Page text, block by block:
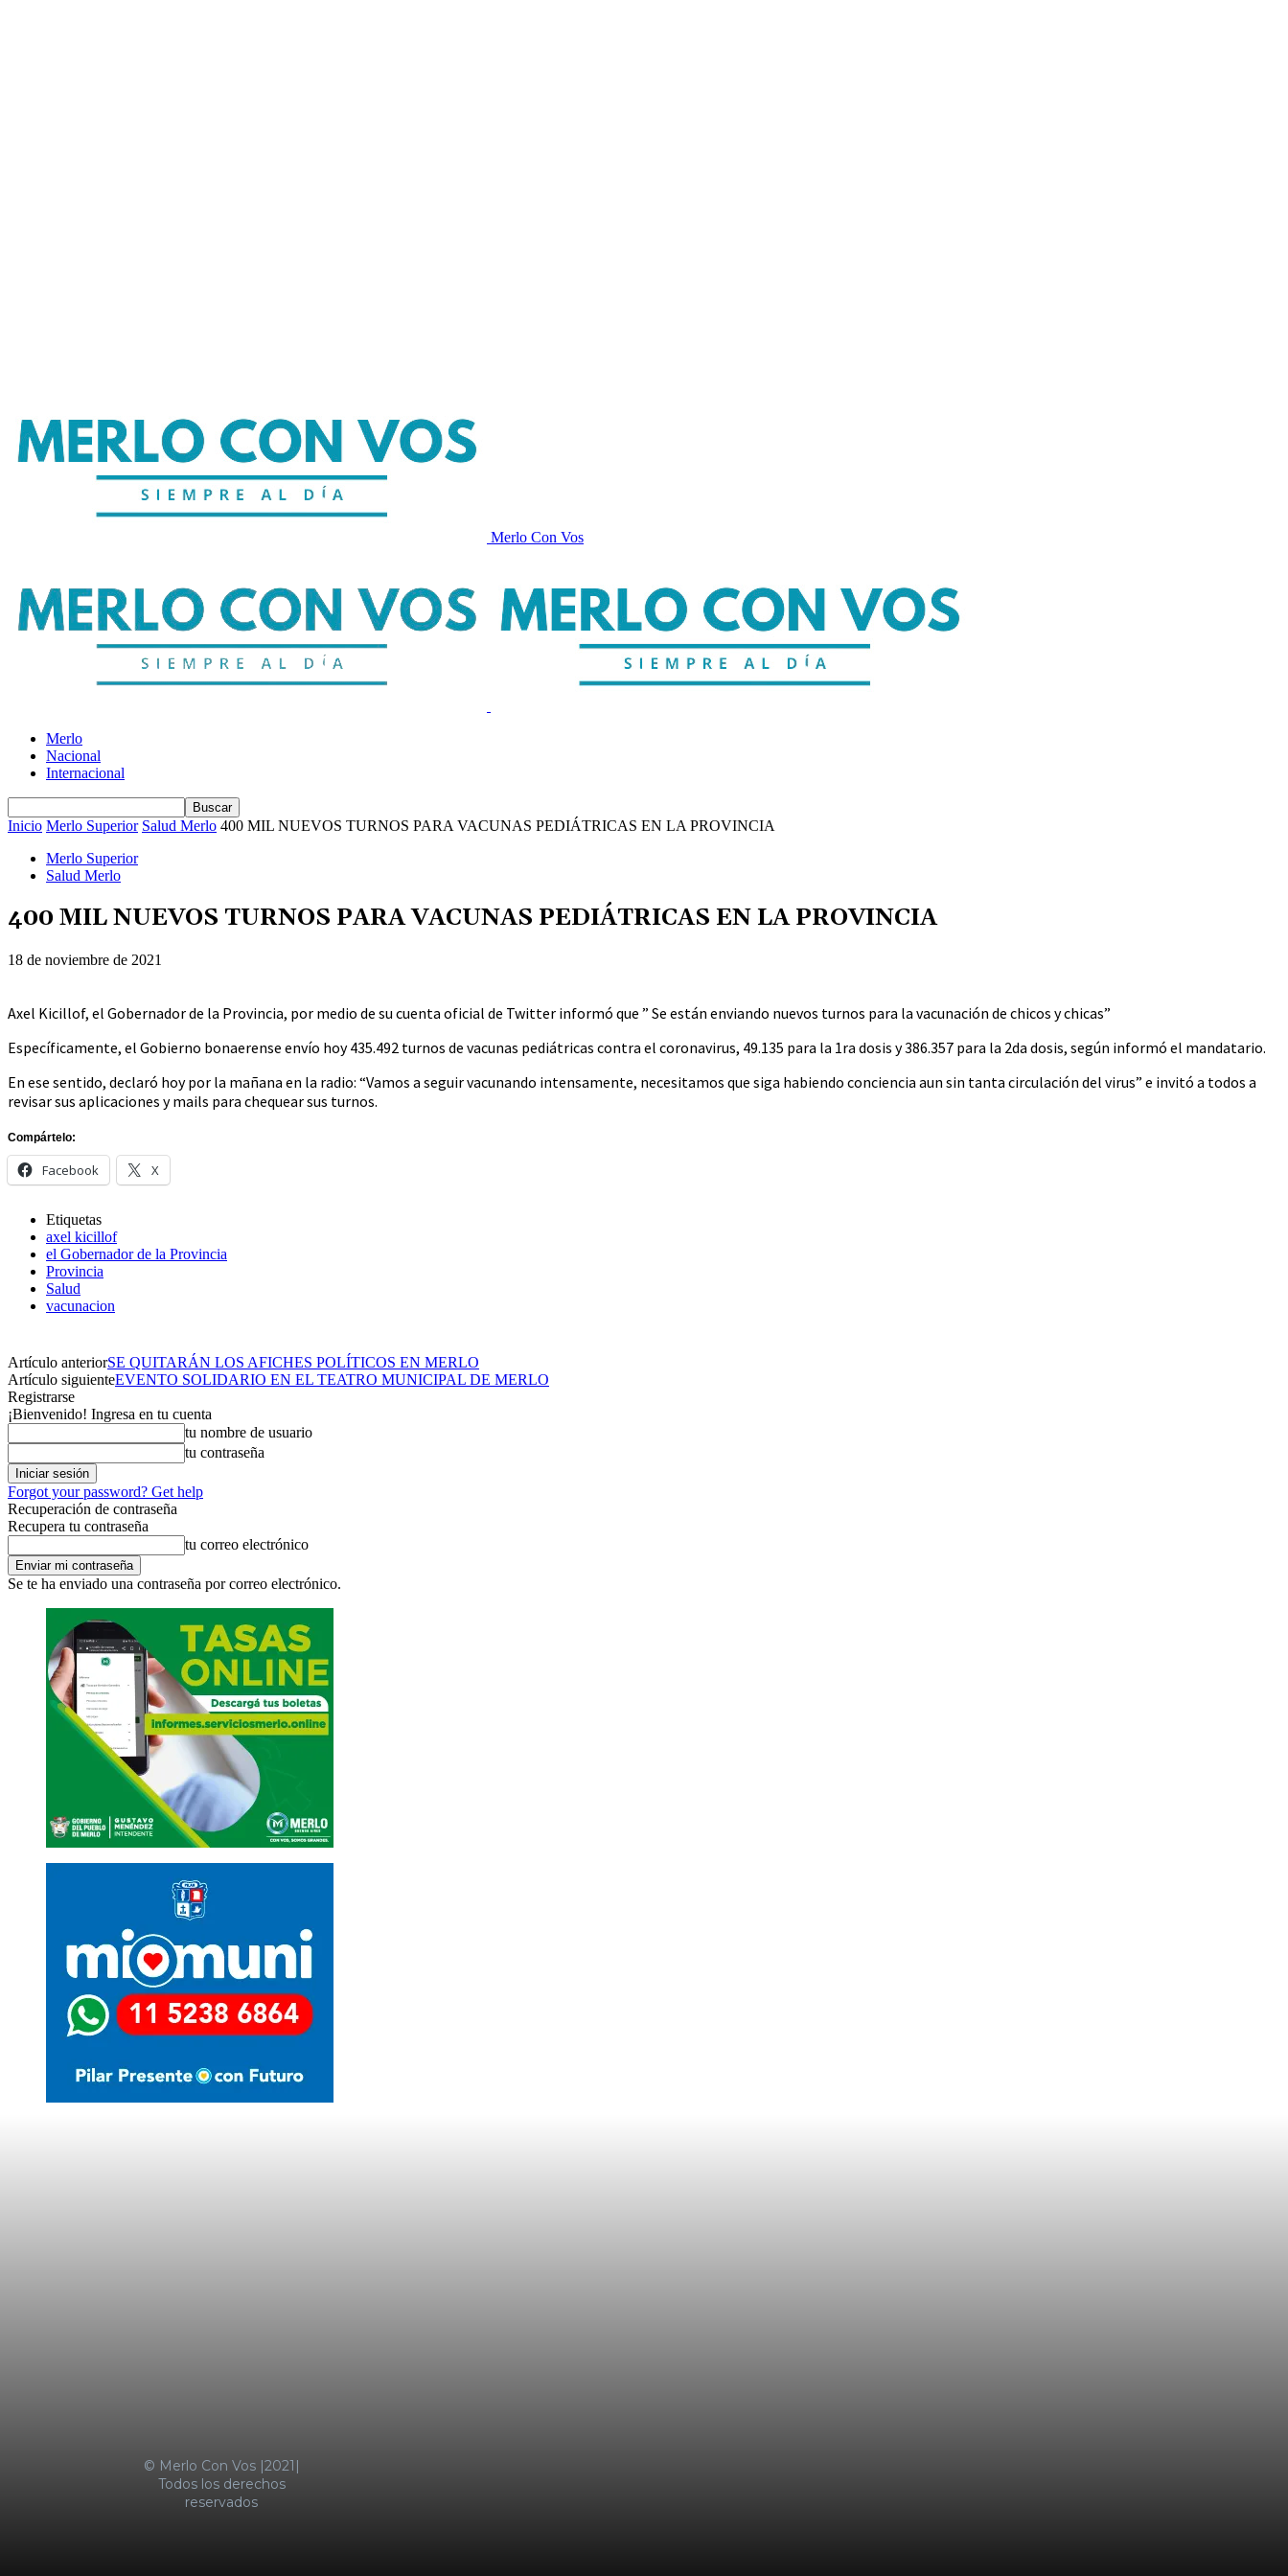
Merlo Con Vos
Merlo
Nacional
Internacional
Inicio Merlo Superior Salud Merlo 400 MIL NUEVOS TURNOS PARA VACUNAS PEDIÁTRICAS EN LA PROVINCIA
Merlo Superior
Salud Merlo
400 MIL NUEVOS TURNOS PARA VACUNAS PEDIÁTRICAS EN LA PROVINCIA
18 de noviembre de 2021
Axel Kicillof, el Gobernador de la Provincia, por medio de su cuenta oficial de Twitter informó que ” Se están enviando nuevos turnos para la vacunación de chicos y chicas”
Específicamente, el Gobierno bonaerense envío hoy 435.492 turnos de vacunas pediátricas contra el coronavirus, 49.135 para la 1ra dosis y 386.357 para la 2da dosis, según informó el mandatario.
En ese sentido, declaró hoy por la mañana en la radio: “Vamos a seguir vacunando intensamente, necesitamos que siga habiendo conciencia aun sin tanta circulación del virus” e invitó a todos a
revisar sus aplicaciones y mails para chequear sus turnos.
Compártelo:
Facebook X
Etiquetas
axel kicillof
el Gobernador de la Provincia
Provincia
Salud
vacunacion
Artículo anteriorSE QUITARÁN LOS AFICHES POLÍTICOS EN MERLO
Artículo siguienteEVENTO SOLIDARIO EN EL TEATRO MUNICIPAL DE MERLO
Registrarse
¡Bienvenido! Ingresa en tu cuenta
tu nombre de usuario
tu contraseña
Forgot your password? Get help
Recuperación de contraseña
Recupera tu contraseña
tu correo electrónico
Se te ha enviado una contraseña por correo electrónico.
© Merlo Con Vos |2021|
Todos los derechos
reservados